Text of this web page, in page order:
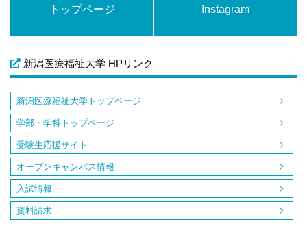
トップページ
Instagram
新潟医療福祉大学 HPリンク
新潟医療福祉大学トップページ
学部・学科トップページ
受験生応援サイト
オープンキャンパス情報
入試情報
資料請求